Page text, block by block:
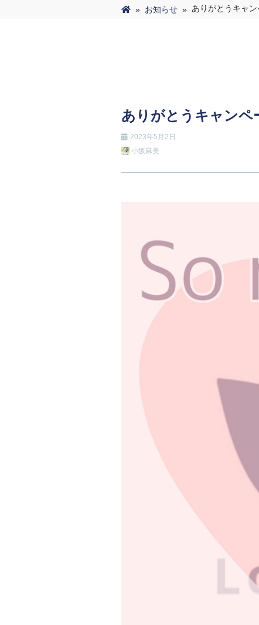
» お知らせ » ありがとうキャン
ありがとうキャンペ
2023年5月2日
小坂麻美